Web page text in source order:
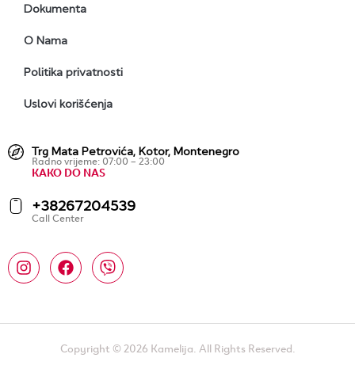
Dokumenta
O Nama
Politika privatnosti
Uslovi korišćenja
Trg Mata Petrovića, Kotor, Montenegro
Radno vrijeme: 07:00 – 23:00
KAKO DO NAS
+38267204539
Call Center
Copyright © 2026 Kamelija. All Rights Reserved.